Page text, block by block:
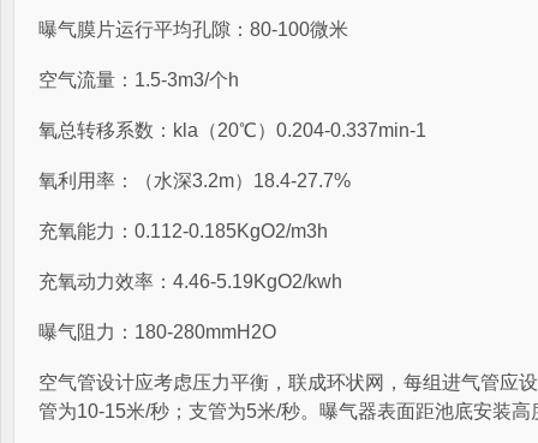
曝气膜片运行平均孔隙：80-100微米
空气流量：1.5-3m3/个h
氧总转移系数：kla（20℃）0.204-0.337min-1
氧利用率：（水深3.2m）18.4-27.7%
充氧能力：0.112-0.185KgO2/m3h
充氧动力效率：4.46-5.19KgO2/kwh
曝气阻力：180-280mmH2O
空气管设计应考虑压力平衡，联成环状网，每组进气管应
管为10-15米/秒；支管为5米/秒。曝气器表面距池底安装